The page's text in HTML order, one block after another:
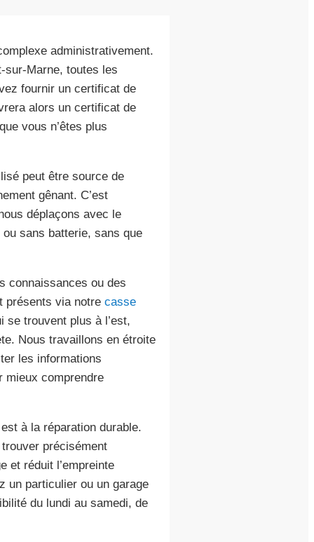
administrativement.
sur-Marne, toutes les
fournir un certificat de
alors un certificat de
vous n’êtes plus
peut être source de
gênant. C’est
déplaçons avec le
sans batterie, sans que
connaissances ou des
présents via notre casse
se trouvent plus à l’est,
Nous travaillons en étroite
les informations
mieux comprendre
à la réparation durable.
précisément
et réduit l’empreinte
un particulier ou un garage
du lundi au samedi, de